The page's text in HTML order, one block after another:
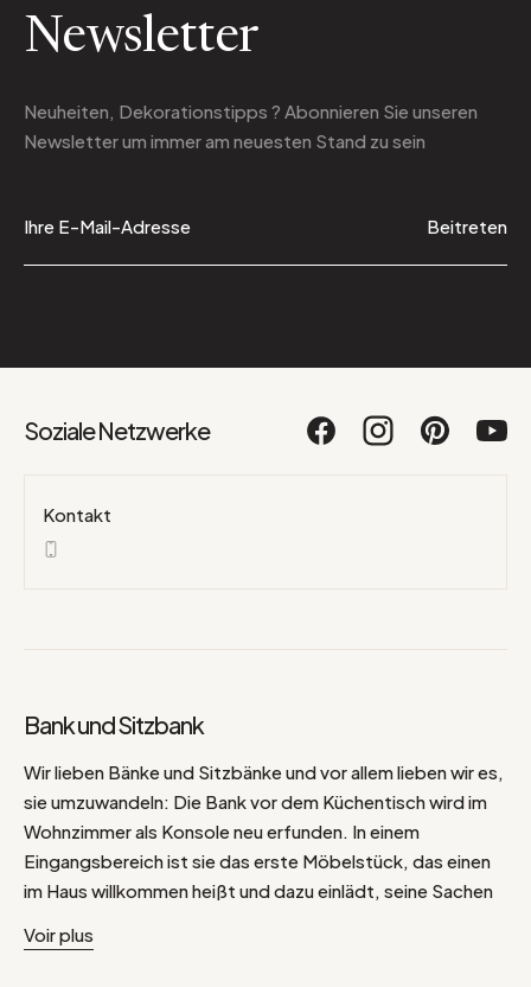
Newsletter
Neuheiten, Dekorationstipps ? Abonnieren Sie unseren
Newsletterum immer am neuesten Stand zu sein
Beitreten
Soziale Netzwerke
Kontakt
Bank und Sitzbank
Wir lieben Bänke und Sitzbänke und vor allem lieben wir es,
sie umzuwandeln: Die Bank vor dem Küchentisch wird im
Wohnzimmer als Konsole neu erfunden. In einem
Eingangsbereich ist sie das erste Möbelstück, das einen
im Haus willkommen heißt und dazu einlädt, seine Sachen
binden... Im Flur oder im Badezimmer werden gerne Körbe
Voir plus